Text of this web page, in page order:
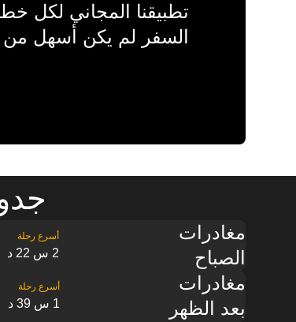
تطبيقنا المجاني
السفر لم يكن أسهل من
مغادرات
الصباح
2 س 22 د
مغادرات
بعد الظهر
1 س 39 د